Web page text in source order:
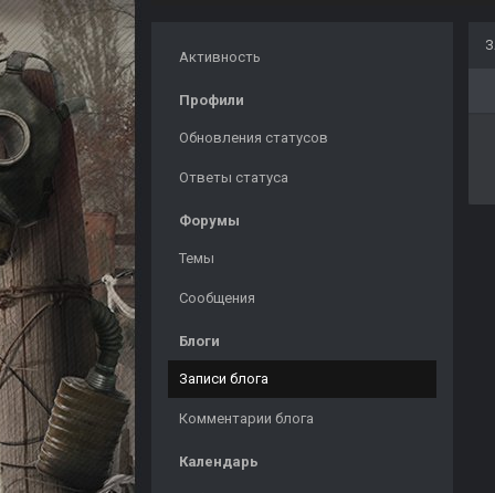
Активность
Профили
Обновления статусов
Ответы статуса
Форумы
Темы
Сообщения
Блоги
Записи блога
Комментарии блога
Календарь